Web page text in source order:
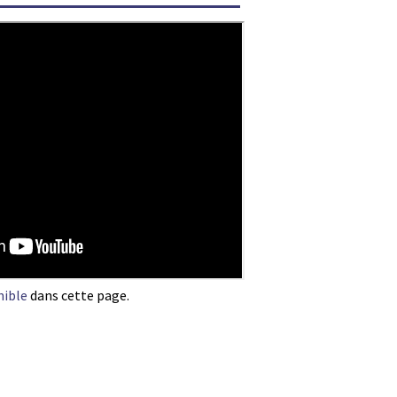
dans cette page.